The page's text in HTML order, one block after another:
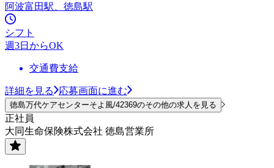
阿波富田駅、徳島駅
シフト
週3日からOK
交通費支給
詳細を見る 応募画面に進む
徳島万代ケアセンターそよ風/42369のその他の求人を見る
正社員
大同生命保険株式会社 徳島営業所